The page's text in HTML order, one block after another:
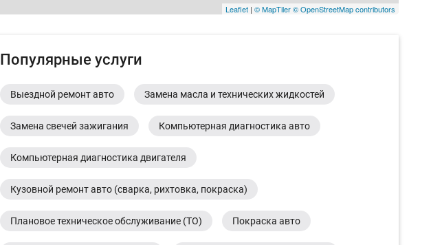
Leaflet | © MapTiler© OpenStreetMap contributors
Популярные услуги
Выездной ремонт авто Замена масла и технических жидкостей
Замена свечей зажигания Компьютерная диагностика авто
Компьютерная диагностика двигателя
Кузовной ремонт авто (сварка, рихтовка, покраска)
Плановое техническое обслуживание (ТО) Покраска авто